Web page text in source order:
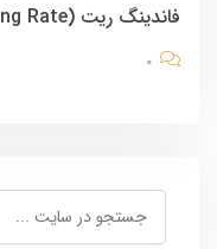
فاندینگ ریت (Funding Rate) چیست؟
0